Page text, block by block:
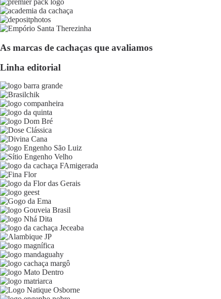
As marcas de cachaças que avaliamos
Linha editorial